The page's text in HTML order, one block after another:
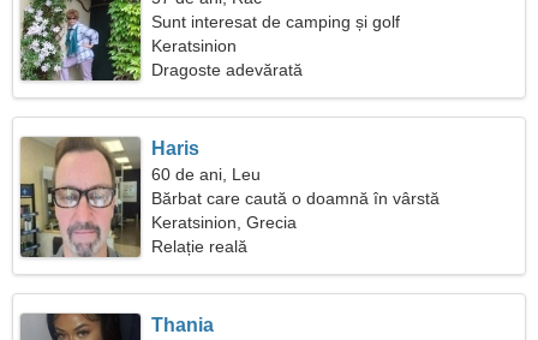
Sunt interesat de camping și golf
Keratsinion
Dragoste adevărată
Haris
60 de ani, Leu
Bărbat care caută o doamnă în vârstă
Keratsinion, Grecia
Relație reală
Thania